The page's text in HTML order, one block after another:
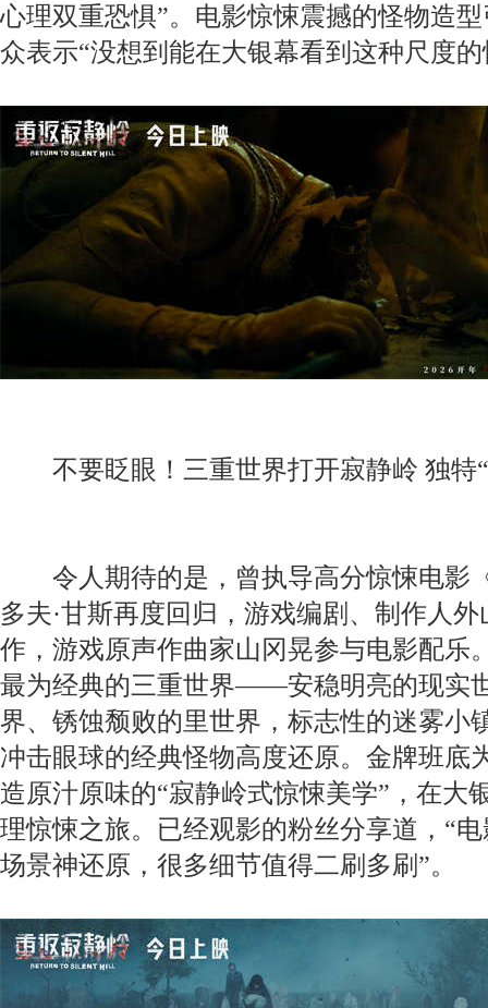
心理双重恐惧”。电影惊悚震撼的怪物造
众表示“没想到能在大银幕看到这种尺度
不要眨眼！三重世界打开寂静岭 独特“
令人期待的是，曾执导高分惊悚电影
多夫·甘斯再度回归，游戏编剧、制作人
作，游戏原声作曲家山冈晃参与电影配乐
最为经典的三重世界——安稳明亮的现实
界、锈蚀颓败的里世界，标志性的迷雾小
冲击眼球的经典怪物高度还原。金牌班底
造原汁原味的“寂静岭式惊悚美学”，在大
理惊悚之旅。已经观影的粉丝分享道，“
场景神还原，很多细节值得二刷多刷”。